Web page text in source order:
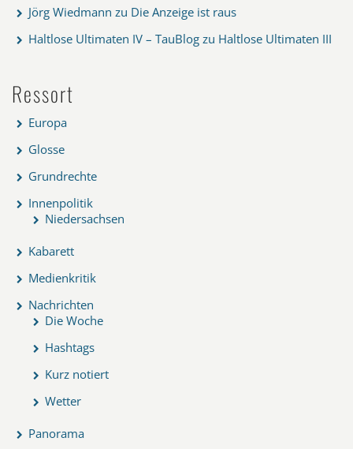
Jörg Wiedmann zu Die Anzeige ist raus
Haltlose Ultimaten IV – TauBlog zu Haltlose Ultimaten III
Ressort
Europa
Glosse
Grundrechte
Innenpolitik
Niedersachsen
Kabarett
Medienkritik
Nachrichten
Die Woche
Hashtags
Kurz notiert
Wetter
Panorama